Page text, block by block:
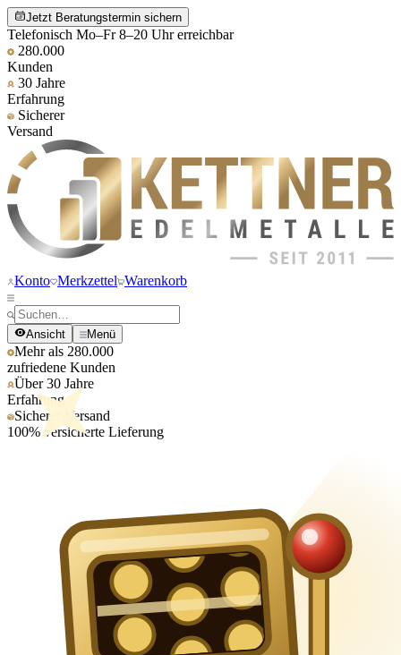
Jetzt Beratungstermin sichern
Telefonisch Mo–Fr 8–20 Uhr erreichbar
280.000
Kunden
30 Jahre
Erfahrung
Sicherer
Versand
Konto Merkzettel Warenkorb
Ansicht Menü
Mehr als 280.000
zufriedene Kunden
Über 30 Jahre
Erfahrung
Sicherer Versand
100% versicherte Lieferung